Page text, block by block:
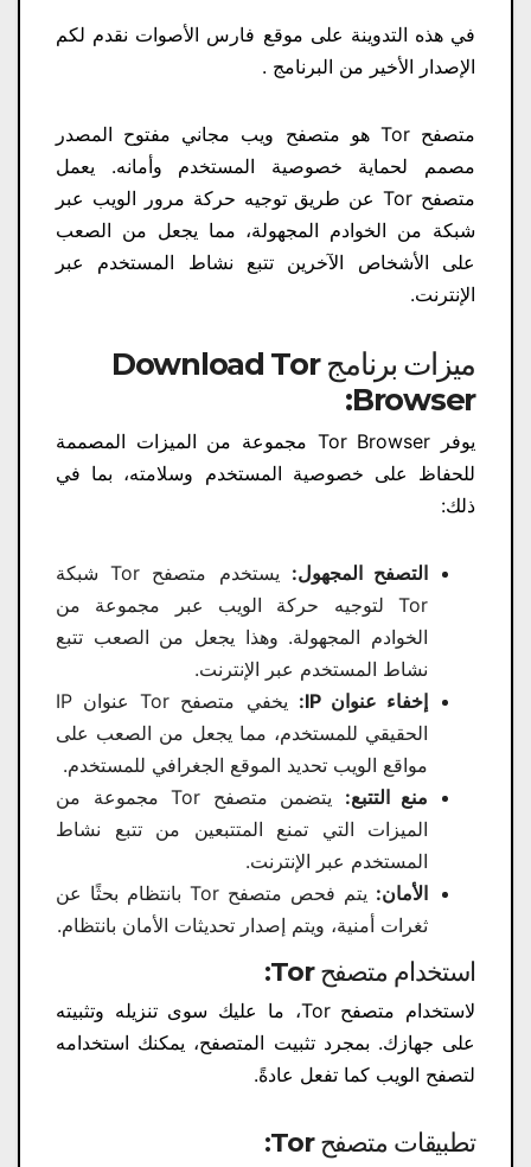
في هذه التدوينة على موقع فارس الأصوات نقدم لكم
الإصدار الأخير من البرنامج .
متصفح Tor هو متصفح ويب مجاني مفتوح المصدر
مصمم لحماية خصوصية المستخدم وأمانه. يعمل
متصفح Tor عن طريق توجيه حركة مرور الويب عبر
شبكة من الخوادم المجهولة، مما يجعل من الصعب
على الأشخاص الآخرين تتبع نشاط المستخدم عبر
الإنترنت.
ميزات برنامج Download Tor
Browser:
يوفر Tor Browser مجموعة من الميزات المصممة
للحفاظ على خصوصية المستخدم وسلامته، بما في
ذلك:
التصفح المجهول:
يستخدم متصفح Tor شبكة
Tor لتوجيه حركة الويب عبر مجموعة من
الخوادم المجهولة. وهذا يجعل من الصعب تتبع
نشاط المستخدم عبر الإنترنت.
إخفاء عنوان IP:
يخفي متصفح Tor عنوان IP
الحقيقي للمستخدم، مما يجعل من الصعب على
مواقع الويب تحديد الموقع الجغرافي للمستخدم.
منع التتبع:
يتضمن متصفح Tor مجموعة من
الميزات التي تمنع المتتبعين من تتبع نشاط
المستخدم عبر الإنترنت.
الأمان:
يتم فحص متصفح Tor بانتظام بحثًا عن
ثغرات أمنية، ويتم إصدار تحديثات الأمان بانتظام.
استخدام متصفح Tor:
لاستخدام متصفح Tor، ما عليك سوى تنزيله وتثبيته
على جهازك. بمجرد تثبيت المتصفح، يمكنك استخدامه
لتصفح الويب كما تفعل عادةً.
تطبيقات متصفح Tor: